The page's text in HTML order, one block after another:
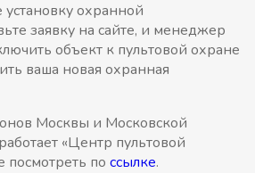
охранной
заявку на сайте, и менеджер
объект к пультовой охране
ваша новая охранная
Москвы и Московской
«Центр пультовой
посмотреть поссылке.